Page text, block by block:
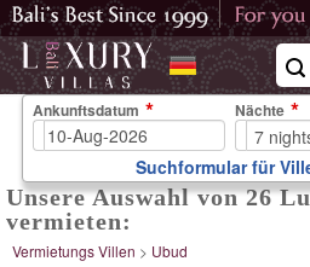
Unsere Auswahl von 26
vermieten:
Vermietungs Villen > Ubud
Ankunftsdatum Nächte
Suchformular für